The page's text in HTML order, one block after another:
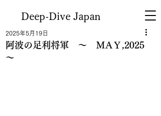
Deep-Dive Japan
阿波の足利将軍 ～ MAＹ,2025
～
2025年5月19日